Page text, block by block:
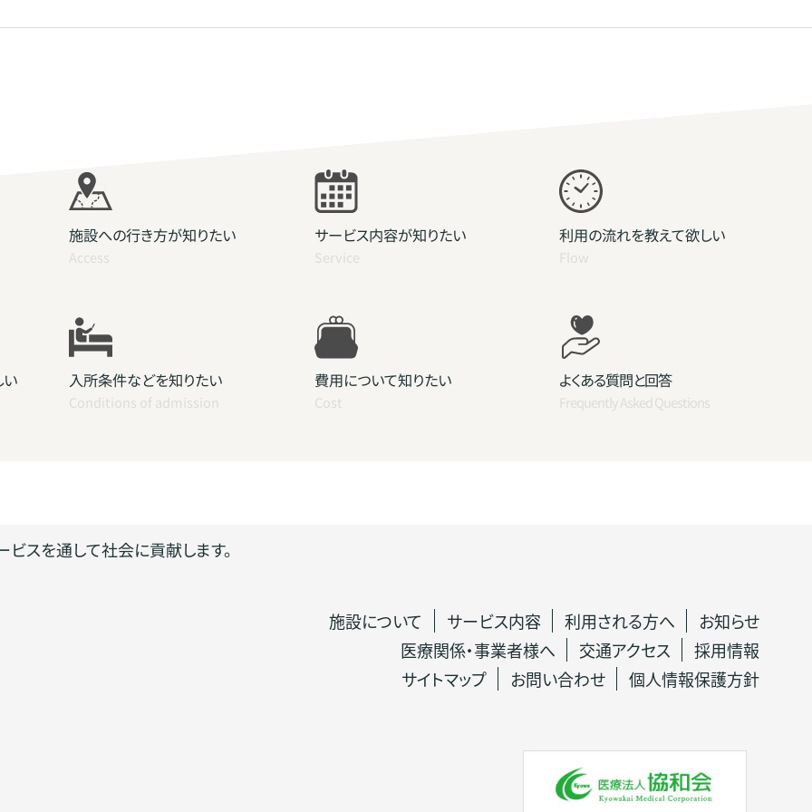
施設への行き方が知りたい
Access
サービス内容が知りたい
Service
利用の流れを教えて欲しい
Flow
入所条件などを知りたい
Conditions of admission
費用について知りたい
Cost
よくある質問と回答
Frequently Asked Questions
スを通して社会に貢献します。
施設について サービス内容 利用される方へ
お知らせ
医療関係・事業者様へ
交通アクセス
採用情報
サイトマップ
お問い合わせ 個人情報保護方針